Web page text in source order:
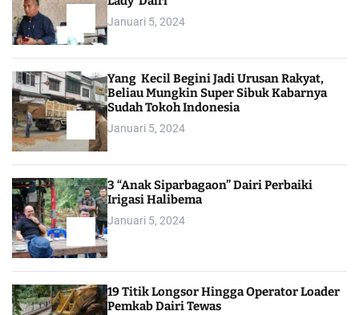
Januari 5, 2024
Yang Kecil Begini Jadi Urusan Rakyat,
Beliau Mungkin Super Sibuk Kabarnya
Sudah Tokoh Indonesia
Januari 5, 2024
3 “Anak Siparbagaon” Dairi Perbaiki
Irigasi Halibema
Januari 5, 2024
19 Titik Longsor Hingga Operator Loader
Pemkab Dairi Tewas